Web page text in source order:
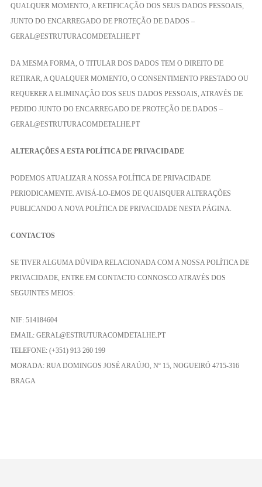
QUALQUER MOMENTO, A RETIFICAÇÃO DOS SEUS DADOS PESSOAIS,
JUNTO DO ENCARREGADO DE PROTEÇÃO DE DADOS –
GERAL@ESTRUTURACOMDETALHE.PT
DA MESMA FORMA, O TITULAR DOS DADOS TEM O DIREITO DE
RETIRAR, A QUALQUER MOMENTO, O CONSENTIMENTO PRESTADO OU
REQUERER A ELIMINAÇÃO DOS SEUS DADOS PESSOAIS, ATRAVÉS DE
PEDIDO JUNTO DO ENCARREGADO DE PROTEÇÃO DE DADOS –
GERAL@ESTRUTURACOMDETALHE.PT
ALTERAÇÕES A ESTA POLÍTICA DE PRIVACIDADE
PODEMOS ATUALIZAR A NOSSA POLÍTICA DE PRIVACIDADE
PERIODICAMENTE. AVISÁ-LO-EMOS DE QUAISQUER ALTERAÇÕES
PUBLICANDO A NOVA POLÍTICA DE PRIVACIDADE NESTA PÁGINA.
CONTACTOS
SE TIVER ALGUMA DÚVIDA RELACIONADA COM A NOSSA POLÍTICA DE
PRIVACIDADE, ENTRE EM CONTACTO CONNOSCO ATRAVÉS DOS
SEGUINTES MEIOS:
NIF: 514184604
EMAIL: GERAL@ESTRUTURACOMDETALHE.PT
TELEFONE: (+351) 913 260 199
MORADA: RUA DOMINGOS JOSÉ ARAÚJO, Nº 15, NOGUEIRÓ 4715-316
BRAGA